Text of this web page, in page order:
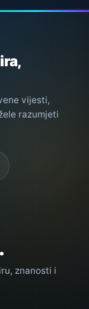
vijesti,
razumjeti
znanosti i